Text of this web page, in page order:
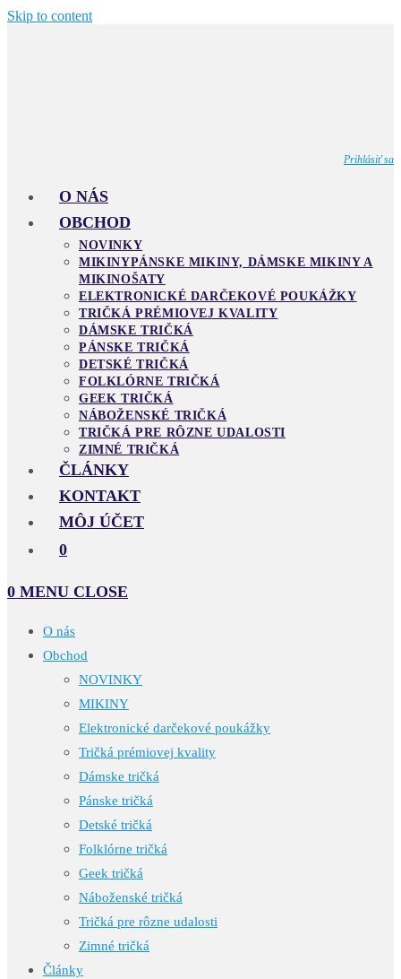
Skip to content
Prihlásiť sa
O NÁS
OBCHOD
NOVINKY
MIKINYPÁNSKE MIKINY, DÁMSKE MIKINY A
MIKINOŠATY
ELEKTRONICKÉ DARČEKOVÉ POUKÁŽKY
TRIČKÁ PRÉMIOVEJ KVALITY
DÁMSKE TRIČKÁ
PÁNSKE TRIČKÁ
DETSKÉ TRIČKÁ
FOLKLÓRNE TRIČKÁ
GEEK TRIČKÁ
NÁBOŽENSKÉ TRIČKÁ
TRIČKÁ PRE RÔZNE UDALOSTI
ZIMNÉ TRIČKÁ
ČLÁNKY
KONTAKT
MÔJ ÚČET
0
0 MENU CLOSE
O nás
Obchod
NOVINKY
MIKINY
Elektronické darčekové poukážky
Tričká prémiovej kvality
Dámske tričká
Pánske tričká
Detské tričká
Folklórne tričká
Geek tričká
Náboženské tričká
Tričká pre rôzne udalosti
Zimné tričká
Články